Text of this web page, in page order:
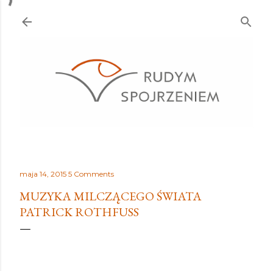
maja 14, 2015 5 Comments
MUZYKA MILCZĄCEGO ŚWIATA
PATRICK ROTHFUSS